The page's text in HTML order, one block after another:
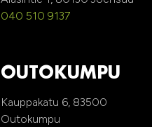
040 510 9137
OUTOKUMPU
Kauppakatu 6, 83500
Outokumpu